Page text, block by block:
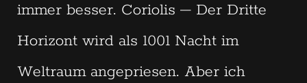
immer besser. Coriolis – Der Dritte
Horizont wird als 1001 Nacht im
Weltraum angepriesen. Aber ich